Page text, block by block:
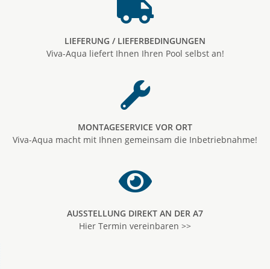
LIEFERUNG / LIEFERBEDINGUNGEN
Viva-Aqua liefert Ihnen Ihren Pool selbst an!
MONTAGESERVICE VOR ORT
Viva-Aqua macht mit Ihnen gemeinsam die Inbetriebnahme!
AUSSTELLUNG DIREKT AN DER A7
Hier Termin vereinbaren >>